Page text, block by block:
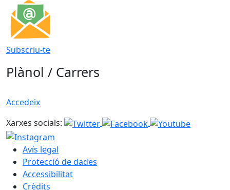
Subscriu-te
Plànol / Carrers
Accedeix
Xarxes socials:
Avís legal
Protecció de dades
Accessibilitat
Crèdits